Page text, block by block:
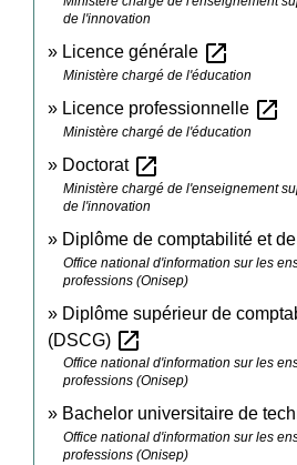
de l'innovation
Licence générale open_in_new
Ministère chargé de l'éducation
Licence professionnelle open_in_new
Ministère chargé de l'éducation
Doctorat open_in_new
Ministère chargé de l'enseignement
de l'innovation
Diplôme de comptabilité et
Office national d'information sur les
professions (Onisep)
Diplôme supérieur de
(DSCG) open_in_new
Office national d'information sur les
professions (Onisep)
Bachelor universitaire de
Office national d'information sur les
professions (Onisep)